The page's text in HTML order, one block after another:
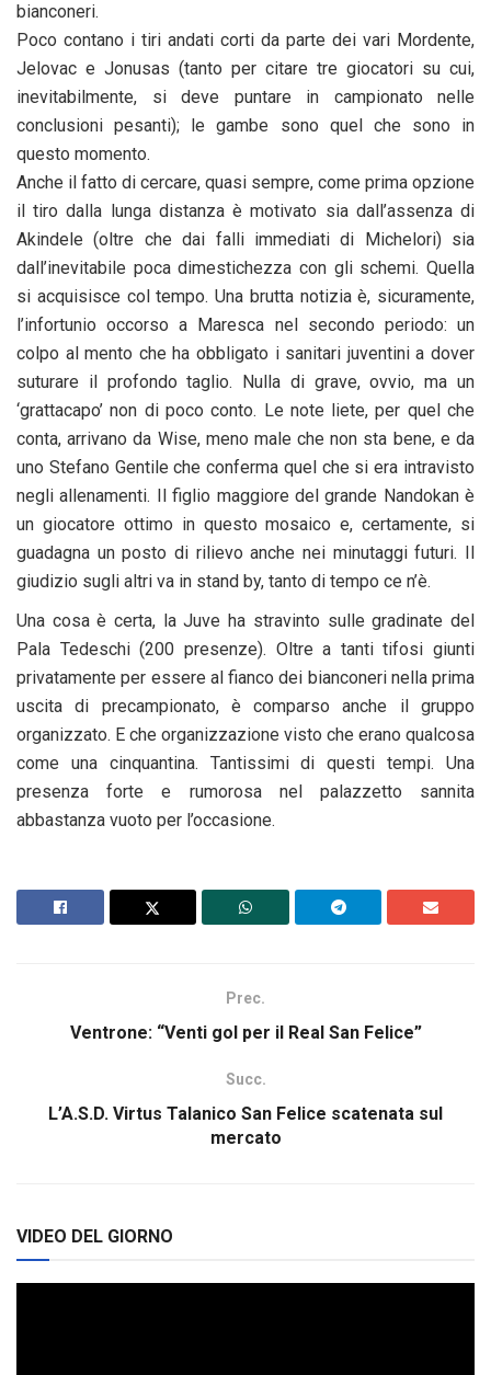
bianconeri.
Poco contano i tiri andati corti da parte dei vari Mordente,
Jelovac e Jonusas (tanto per citare tre giocatori su cui,
inevitabilmente, si deve puntare in campionato nelle
conclusioni pesanti); le gambe sono quel che sono in
questo momento.
Anche il fatto di cercare, quasi sempre, come prima opzione
il tiro dalla lunga distanza è motivato sia dall’assenza di
Akindele (oltre che dai falli immediati di Michelori) sia
dall’inevitabile poca dimestichezza con gli schemi. Quella
si acquisisce col tempo. Una brutta notizia è, sicuramente,
l’infortunio occorso a Maresca nel secondo periodo: un
colpo al mento che ha obbligato i sanitari juventini a dover
suturare il profondo taglio. Nulla di grave, ovvio, ma un
‘grattacapo’ non di poco conto. Le note liete, per quel che
conta, arrivano da Wise, meno male che non sta bene, e da
uno Stefano Gentile che conferma quel che si era intravisto
negli allenamenti. Il figlio maggiore del grande Nandokan è
un giocatore ottimo in questo mosaico e, certamente, si
guadagna un posto di rilievo anche nei minutaggi futuri. Il
giudizio sugli altri va in stand by, tanto di tempo ce n’è.
Una cosa è certa, la Juve ha stravinto sulle gradinate del
Pala Tedeschi (200 presenze). Oltre a tanti tifosi giunti
privatamente per essere al fianco dei bianconeri nella prima
uscita di precampionato, è comparso anche il gruppo
organizzato. E che organizzazione visto che erano qualcosa
come una cinquantina. Tantissimi di questi tempi. Una
presenza forte e rumorosa nel palazzetto sannita
abbastanza vuoto per l’occasione.
Prec.
Ventrone: “Venti gol per il Real San Felice”
Succ.
L’A.S.D. Virtus Talanico San Felice scatenata sul
mercato
VIDEO DEL GIORNO